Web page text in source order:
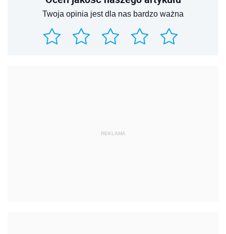
Twoja opinia jest dla nas bardzo ważna
REKLAMA